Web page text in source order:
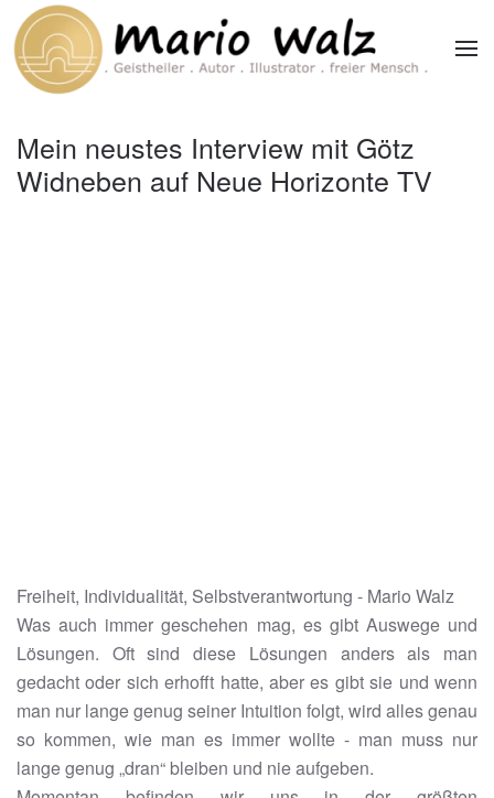
Zum Hauptinhalt springen
Mein neustes Interview mit Götz
Widneben auf Neue Horizonte TV
Freiheit, Individualität, Selbstverantwortung - Mario Walz
Was auch immer geschehen mag, es gibt Auswege und
Lösungen. Oft sind diese Lösungen anders als man
gedacht oder sich erhofft hatte, aber es gibt sie und wenn
man nur lange genug seiner Intuition folgt, wird alles genau
so kommen, wie man es immer wollte - man muss nur
lange genug „dran“ bleiben und nie aufgeben.